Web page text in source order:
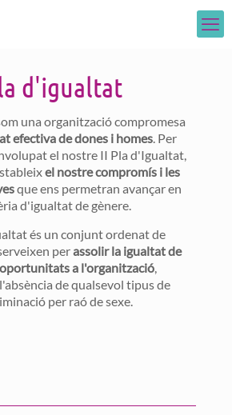
d'igualtat
una organització compromesa
efectiva de dones i homes. Per
el nostre II Pla d'Igualtat,
el nostre compromís i les
que ens permetran avançar en
d'igualtat de gènere.
és un conjunt ordenat de
perassolir la igualtat de
a l'organització,
de qualsevol tipus de
per raó de sexe.